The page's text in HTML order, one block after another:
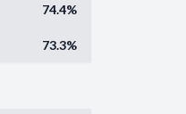
74.4%
73.3%